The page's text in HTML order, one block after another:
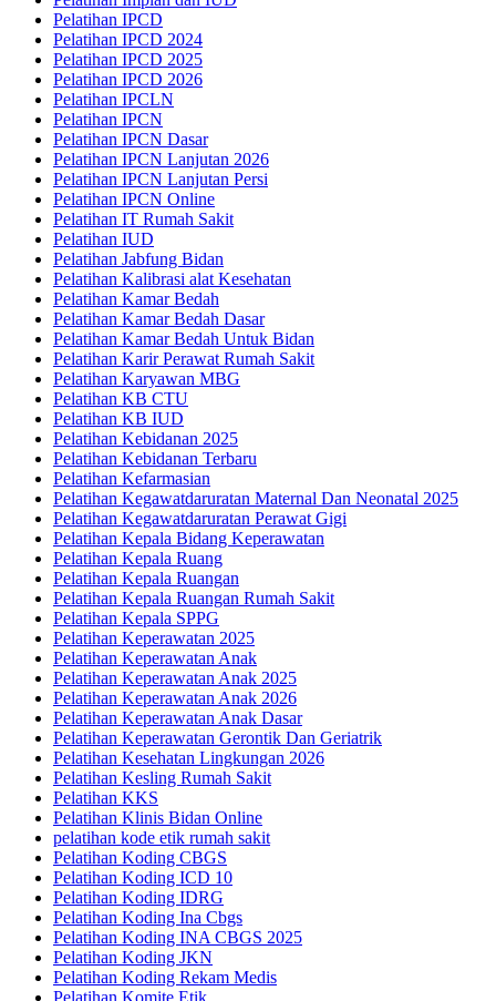
Pelatihan IPCD
Pelatihan IPCD 2024
Pelatihan IPCD 2025
Pelatihan IPCD 2026
Pelatihan IPCLN
Pelatihan IPCN
Pelatihan IPCN Dasar
Pelatihan IPCN Lanjutan 2026
Pelatihan IPCN Lanjutan Persi
Pelatihan IPCN Online
Pelatihan IT Rumah Sakit
Pelatihan IUD
Pelatihan Jabfung Bidan
Pelatihan Kalibrasi alat Kesehatan
Pelatihan Kamar Bedah
Pelatihan Kamar Bedah Dasar
Pelatihan Kamar Bedah Untuk Bidan
Pelatihan Karir Perawat Rumah Sakit
Pelatihan Karyawan MBG
Pelatihan KB CTU
Pelatihan KB IUD
Pelatihan Kebidanan 2025
Pelatihan Kebidanan Terbaru
Pelatihan Kefarmasian
Pelatihan Kegawatdaruratan Maternal Dan Neonatal 2025
Pelatihan Kegawatdaruratan Perawat Gigi
Pelatihan Kepala Bidang Keperawatan
Pelatihan Kepala Ruang
Pelatihan Kepala Ruangan
Pelatihan Kepala Ruangan Rumah Sakit
Pelatihan Kepala SPPG
Pelatihan Keperawatan 2025
Pelatihan Keperawatan Anak
Pelatihan Keperawatan Anak 2025
Pelatihan Keperawatan Anak 2026
Pelatihan Keperawatan Anak Dasar
Pelatihan Keperawatan Gerontik Dan Geriatrik
Pelatihan Kesehatan Lingkungan 2026
Pelatihan Kesling Rumah Sakit
Pelatihan KKS
Pelatihan Klinis Bidan Online
pelatihan kode etik rumah sakit
Pelatihan Koding CBGS
Pelatihan Koding ICD 10
Pelatihan Koding IDRG
Pelatihan Koding Ina Cbgs
Pelatihan Koding INA CBGS 2025
Pelatihan Koding JKN
Pelatihan Koding Rekam Medis